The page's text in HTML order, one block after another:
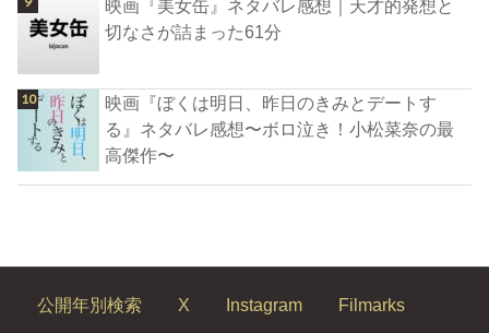
映画『美女缶』ネタバレ感想｜天才的発想と
切なさが詰まった61分
映画『ぼくは明日、昨日のきみとデートす
る』ネタバレ感想〜ボロ泣き！小松菜奈の最
高傑作〜
公開年別検索 X Instagram
Filmarks